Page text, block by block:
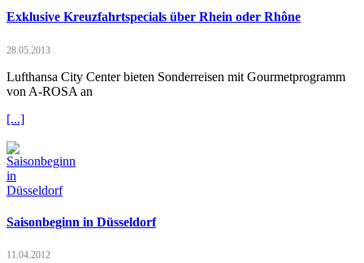
Exklusive Kreuzfahrtspecials über Rhein oder Rhône
28.05.2013
Lufthansa City Center bieten Sonderreisen mit Gourmetprogramm
von A-ROSA an
[...]
Saisonbeginn in Düsseldorf
11.04.2012